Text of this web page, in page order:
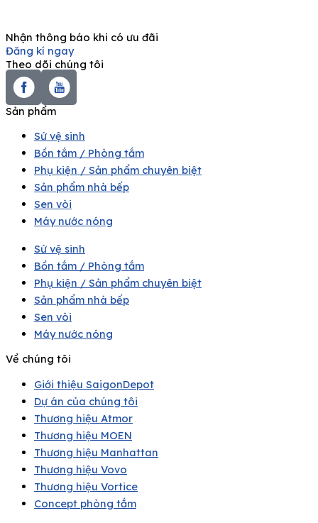
Nhận thông báo khi có ưu đãi
Đăng kí ngay
Theo dõi chúng tôi
Sản phẩm
Sứ vệ sinh
Bồn tắm / Phòng tắm
Phụ kiện / Sản phẩm chuyên biệt
Sản phẩm nhà bếp
Sen vòi
Máy nước nóng
Sứ vệ sinh
Bồn tắm / Phòng tắm
Phụ kiện / Sản phẩm chuyên biệt
Sản phẩm nhà bếp
Sen vòi
Máy nước nóng
Về chúng tôi
Giới thiệu SaigonDepot
Dự án của chúng tôi
Thương hiệu Atmor
Thương hiệu MOEN
Thương hiệu Manhattan
Thương hiệu Vovo
Thương hiệu Vortice
Concept phòng tắm